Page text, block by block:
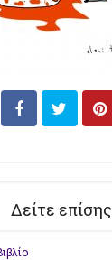
Δείτε επίσης